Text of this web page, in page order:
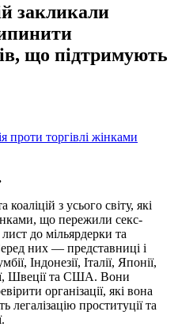
закликали
що підтримують
проти торгівлі жінками
з усього світу, які
що пережили секс-
до мільярдерки та
них — представниці і
Індонезії, Італії, Японії,
Швеції та США. Вони
організації, які вона
легалізацію проституції та